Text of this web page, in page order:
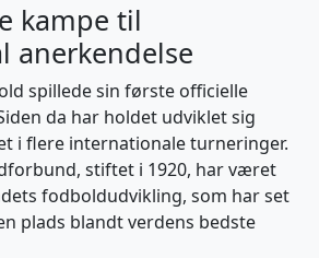
kampe til
anerkendelse
spillede sin første officielle
da har holdet udviklet sig
i flere internationale turneringer.
stiftet i 1920, har været
fodboldudvikling, som har set
plads blandt verdens bedste